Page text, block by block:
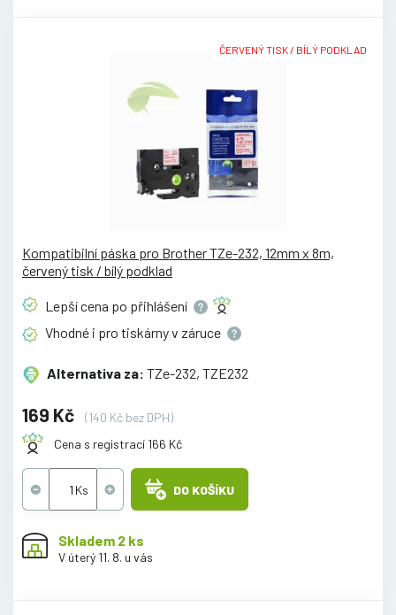
ČERVENÝ TISK / BÍLÝ PODKLAD
Kompatibilní páska pro Brother TZe-232, 12mm x 8m,
červený tisk / bílý podklad
Lepší cena po přihlášení
Vhodné i pro tiskárny v záruce
Alternativa za: TZe-232, TZE232
169 Kč
(140 Kč bez DPH)
Cena s registrací 166 Kč
DO KOŠÍKU
Skladem 2 ks
V úterý 11. 8. u vás